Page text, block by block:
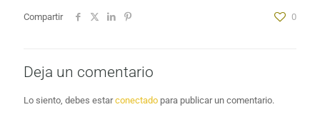
Compartir 0
Deja un comentario
Lo siento, debes estarconectado para publicar un comentario.